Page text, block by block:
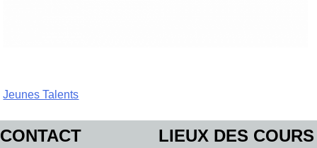
Navigation
de
Jeunes Talents
CONTACT LIEUX DES COURS